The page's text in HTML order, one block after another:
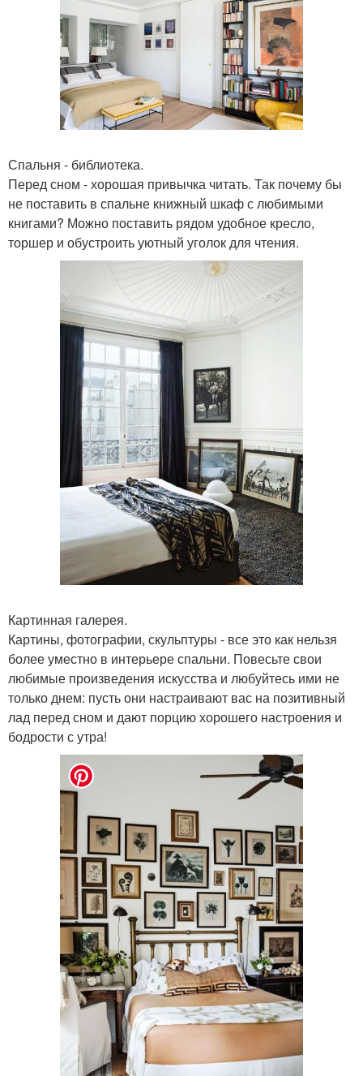
Спальня - библиотека.
Перед сном - хорошая привычка читать. Так почему бы
не поставить в спальне книжный шкаф с любимыми
книгами? Можно поставить рядом удобное кресло,
торшер и обустроить уютный уголок для чтения.
Картинная галерея.
Картины, фотографии, скульптуры - все это как нельзя
более уместно в интерьере спальни. Повесьте свои
любимые произведения искусства и любуйтесь ими не
только днем: пусть они настраивают вас на позитивный
лад перед сном и дают порцию хорошего настроения и
бодрости с утра!